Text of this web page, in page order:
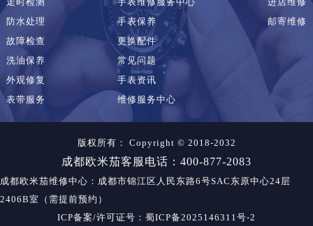
防水处理
故障检查
洗油保养
外观修复
表带服务
手表保养
更换配件
常见问题
手表资讯
维修服务中心
邮寄维修
版权所有： Copyright © 2018-2032
成都欧米茄客服电话：400-877-2083
成都欧米茄维修中心 ：成都市锦江区人民东路6号SAC东原中心24层
2406B室（需提前预约）
ICP备案/许可证号：蜀ICP备2025146311号-2